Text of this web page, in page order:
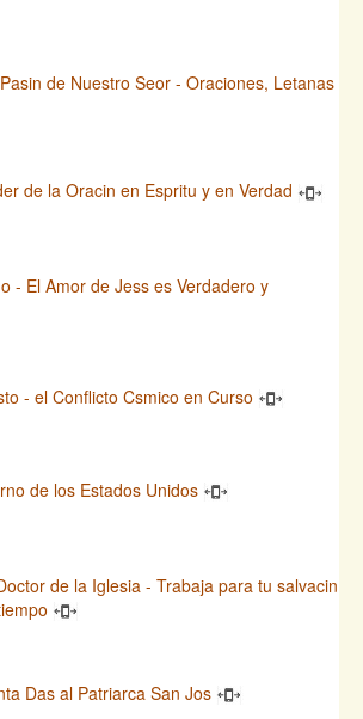
de Nuestro Seor - Oraciones, Letanas
de la Oracin en Espritu y en Verdad
- El Amor de Jess es Verdadero y
- el Conflicto Csmico en Curso
de los Estados Unidos
de la Iglesia - Trabaja para tu salvacin
Das al Patriarca San Jos